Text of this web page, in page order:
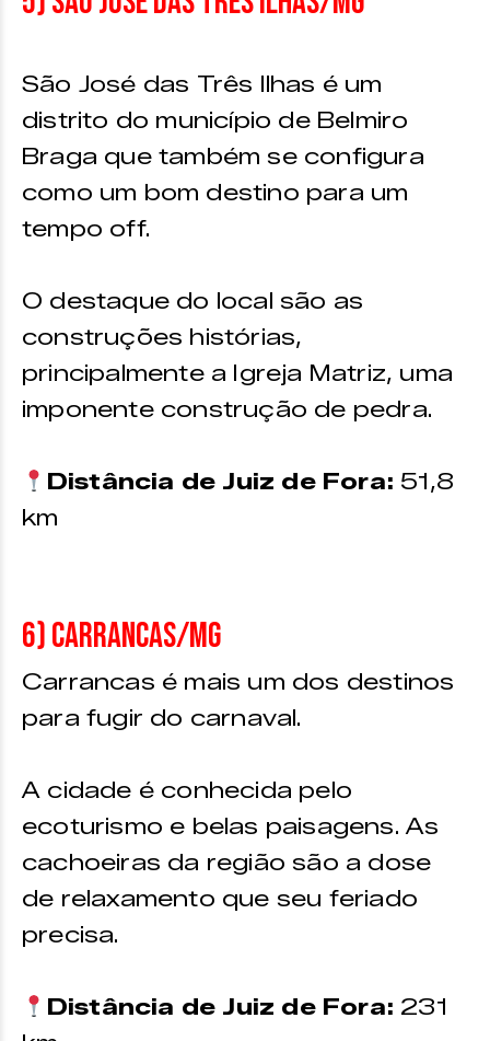
São José das Três Ilhas é um
distrito do município de Belmiro
Braga que também se configura
como um bom destino para um
tempo off.
O destaque do local são as
construções histórias,
principalmente a Igreja Matriz, uma
imponente construção de pedra.
Distância de Juiz de Fora: 51,8
km
6) Carrancas/MG
Carrancas é mais um dos destinos
para fugir do carnaval.
A cidade é conhecida pelo
ecoturismo e belas paisagens. As
cachoeiras da região são a dose
de relaxamento que seu feriado
precisa.
Distância de Juiz de Fora: 231